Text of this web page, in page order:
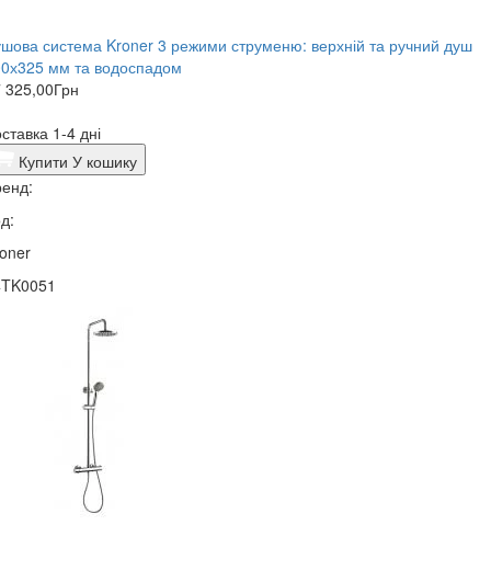
система Kroner 3 режими струменю: верхній та ручний душ
мм та водоспадом
325,00Грн
1-4 дні
Купити У кошику